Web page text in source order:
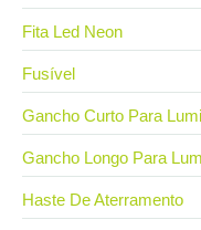
Fita Led Neon
Fusível
Gancho Curto Para
Gancho Longo Para
Haste De Aterramento